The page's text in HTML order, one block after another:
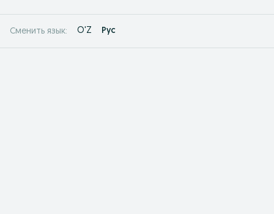
Сменить язык: O'Z Рус